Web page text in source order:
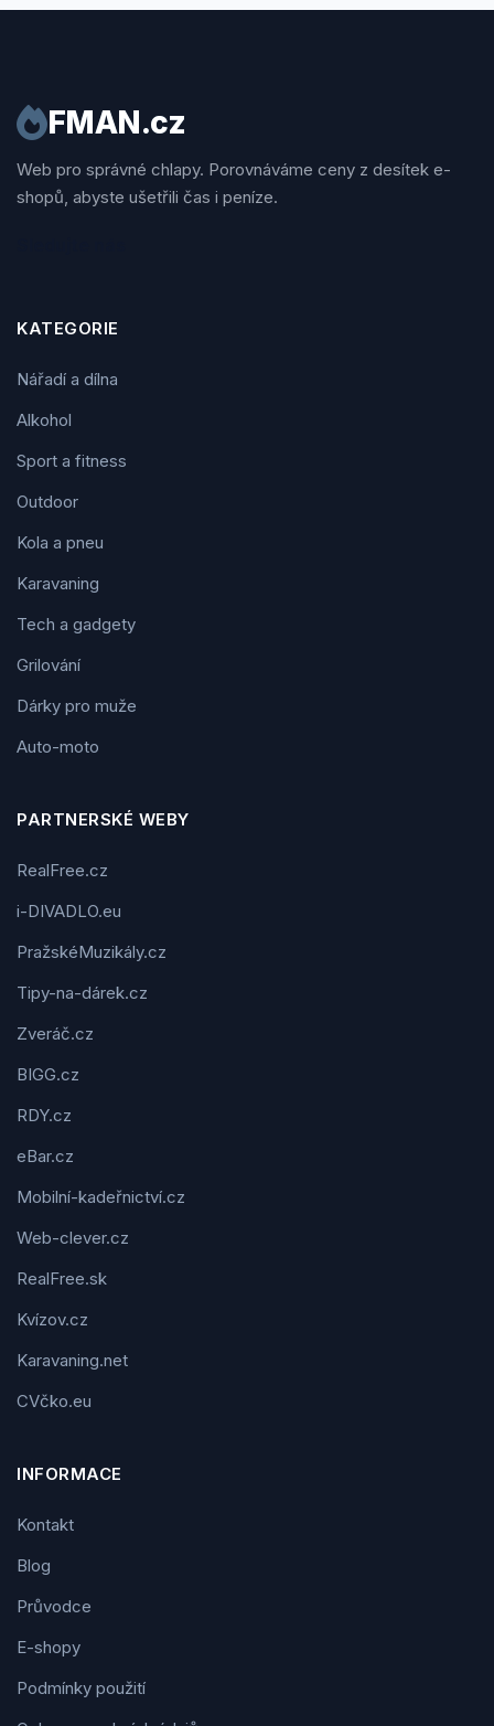
FMAN.cz
Web pro správné chlapy. Porovnáváme ceny z desítek e-
shopů, abyste ušetřili čas i peníze.
KATEGORIE
Nářadí a dílna
Alkohol
Sport a fitness
Outdoor
Kola a pneu
Karavaning
Tech a gadgety
Grilování
Dárky pro muže
Auto-moto
PARTNERSKÉ WEBY
RealFree.cz
i-DIVADLO.eu
PražskéMuzikály.cz
Tipy-na-dárek.cz
Zveráč.cz
BIGG.cz
RDY.cz
eBar.cz
Mobilní-kadeřnictví.cz
Web-clever.cz
RealFree.sk
Kvízov.cz
Karavaning.net
CVčko.eu
INFORMACE
Kontakt
Blog
Průvodce
E-shopy
Podmínky použití